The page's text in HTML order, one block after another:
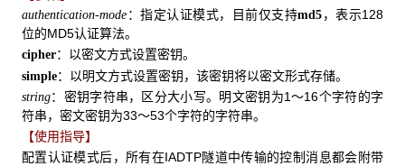
authentication-mode ：指定认证模式，目前仅支持md5 ，表示128
位的MD5认证算法。
cipher：以密文方式设置密钥。
simple：以明文方式设置密钥，该密钥将以密文形式存储。
string：密钥字符串，区分大小写。明文密钥为1～16个字符的字
符串，密文密钥为33～53个字符的字符串。
【使用指导】
配置认证模式后，所有在IADTP隧道中传输的控制消息都会附带